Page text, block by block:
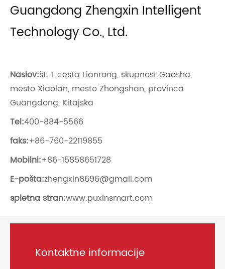
Guangdong Zhengxin Intelligent
Technology Co., Ltd.
Naslov:št. 1, cesta Lianrong, skupnost Gaosha,
mesto Xiaolan, mesto Zhongshan, provinca
Guangdong, Kitajska
Tel:400-884-5566
faks:+86-760-22119855
Mobilni:+86-15858651728
E-pošta:zhengxin8696@gmail.com
spletna stran:www.puxinsmart.com
Kontaktne informacije